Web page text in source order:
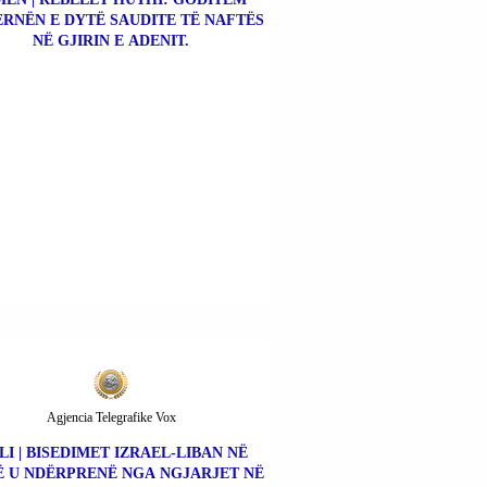
E DYTË SAUDITE TË NAFTËS
NË GJIRIN E ADENIT.
| BISEDIMET IZRAEL-LIBAN NË
U NDËRPRENË NGA NGJARJET NË
Agjencia Telegrafike Vox